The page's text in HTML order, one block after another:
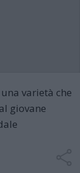
varietà che
giovane